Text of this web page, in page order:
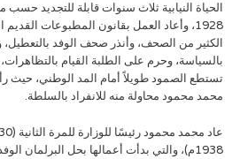
الكثير من الصحف، وأنذر صحف الوفد
بالسياسة، وحرم على الطلبة القيام
تستطع الصمود طويلاً أمام المد الوطني،
محمد محمود محاولة منه للانفراد بالسلطة.
1938م)، والتي بدأت أعمالها بحل البرلمان